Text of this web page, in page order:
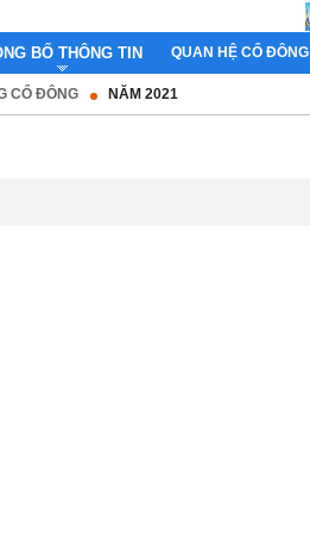
BỐ THÔNG TIN QUAN HỆ CỔ ĐÔNG
CỔ ĐÔNG NĂM 2021